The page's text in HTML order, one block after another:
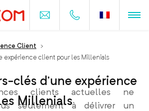
Client
>
expérience client pour les Millenials
clés d’une expérience
Millenials
clients actuelles ne
seulement à délivrer un